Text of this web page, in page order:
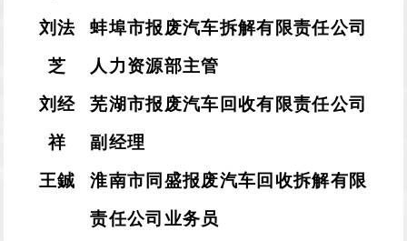
刘法
芝
蚌埠市报废汽车拆解有限责任公司
人力资源部主管
刘经
祥
芜湖市报废汽车回收有限责任公司
副经理
王鋮
淮南市同盛报废汽车回收拆解有限
责任公司业务员